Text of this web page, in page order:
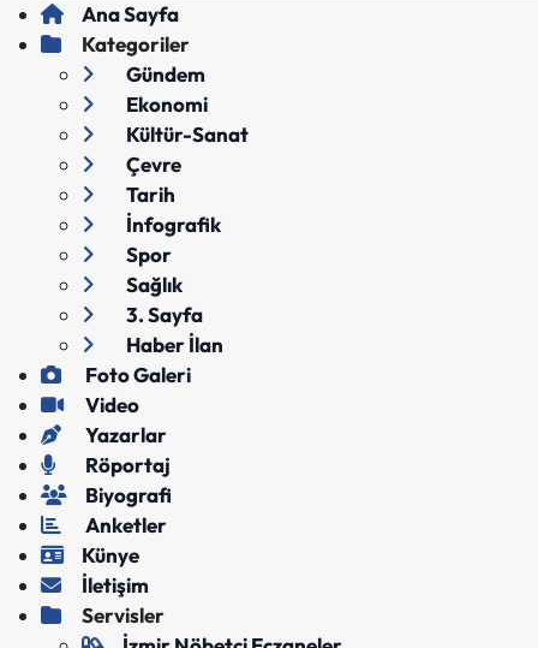
Ana Sayfa
Kategoriler
Gündem
Ekonomi
Kültür-Sanat
Çevre
Tarih
İnfografik
Spor
Sağlık
3. Sayfa
Haber İlan
Foto Galeri
Video
Yazarlar
Röportaj
Biyografi
Anketler
Künye
İletişim
Servisler